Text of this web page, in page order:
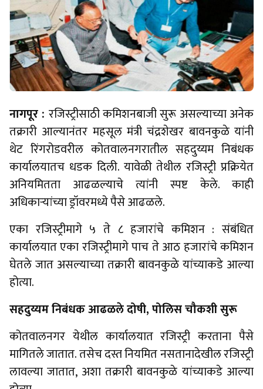
नागपूर : रजिस्ट्रीसाठी कमिशनबाजी सुरू असल्याच्या अनेक
तक्रारी आल्यानंतर महसूल मंत्री चंद्रशेखर बावनकुळे यांनी
थेट रिंगरोडवरील कोतवालनगरातील सहदुय्यम निबंधक
कार्यालयातच धडक दिली. यावेळी तेथील रजिस्ट्री प्रक्रियेत
अनियमितता आढळल्याचे त्यांनी स्पष्ट केले. काही
अधिकाऱ्यांच्या ड्रॉवरमध्ये पैसे आढळले.
एका रजिस्ट्रीमागे ५ ते ८ हजारांचे कमिशन : संबंधित
कार्यालयात एका रजिस्ट्रीमागे पाच ते आठ हजारांचे कमिशन
घेतले जात असल्याच्या तक्रारी बावनकुळे यांच्याकडे आल्या
होत्या.
सहदुय्यम निबंधक आढळले दोषी, पोलिस चौकशी सुरू
कोतवालनगर येथील कार्यालयात रजिस्ट्री करताना पैसे
मागितले जातात. तसेच दस्त नियमित नसतानादेखील रजिस्ट्री
लावल्या जातात, अशा तक्रारी बावनकुळे यांच्याकडे आल्या